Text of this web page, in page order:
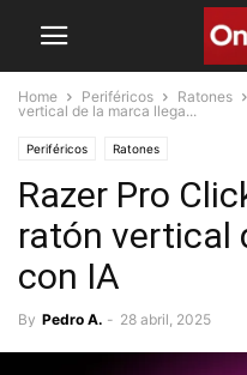
Home Periféricos Ratones
vertical de la marca llega...
Periféricos Ratones
Razer Pro
ratón vertical
con IA
By Pedro A. - 28 abril, 2025